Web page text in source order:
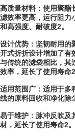
高质量材料：使用聚酯
滤效率更高，运行阻力
和高强度、耐破度2。
设计优势：坚韧耐用的
开式折折设计增加了有
与传统的滤袋相比，其
效率，延长了使用寿命2
适用范围广：适用于多
线的原料回收和净化除
易于维护：脉冲反吹及
材，延长了使用寿命2。